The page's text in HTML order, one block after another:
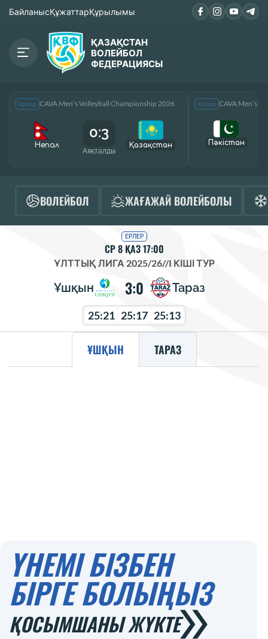
БайланысҚұжаттарҚұрылымы
ҚАЗАҚСТАН
ВОЛЕЙБОЛ
ФЕДЕРАЦИЯСЫ
Ерлер CAVA Men’s Volleyball Championship 2026
Непал
0:3
Аяқталды
Қазақcтан
Ерлер CAVA Men’s
Пәкістан
ВОЛЕЙБОЛ ЖАҒАЖАЙ ВОЛЕЙБОЛЫ
ЕРЛЕР
СР 8 ҚАЗ 17:00
ҰЛТТЫҚ ЛИГА 2025/26//I КІШІ ТУР
Ұшқын 3:0 Тараз
25:21 25:17 25:13
ҰШҚЫН ТАРАЗ
ҮНЕМІ БІЗБЕН
БІРГЕ БОЛЫҢЫЗ
ҚОСЫМШАНЫ ЖҮКТЕ